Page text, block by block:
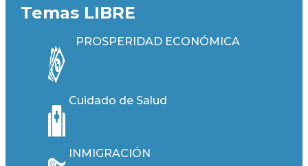
Temas LIBRE
PROSPERIDAD ECONÓMICA
Cuidado de Salud
INMIGRACIÓN